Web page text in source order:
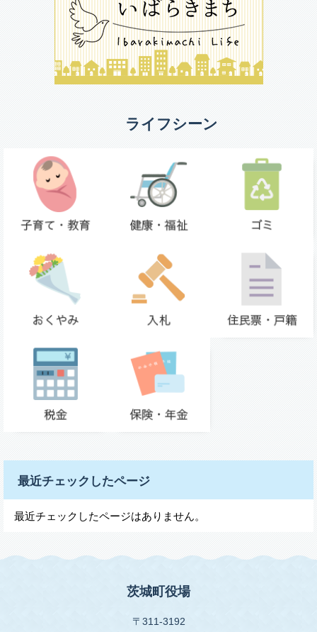
ライフシーン
最近チェックしたページ
最近チェックしたページはありません。
茨城町役場
〒311-3192